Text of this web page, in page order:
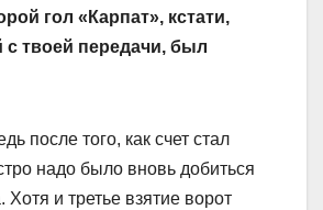
гол «Карпат», кстати,
твоей передачи, был
после того, как счет стал
надо было вновь добиться
и третье взятие ворот